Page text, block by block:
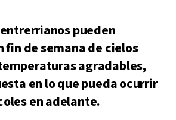
pueden
fin de semana de cielos
agradables,
en lo que pueda ocurrir
en adelante.